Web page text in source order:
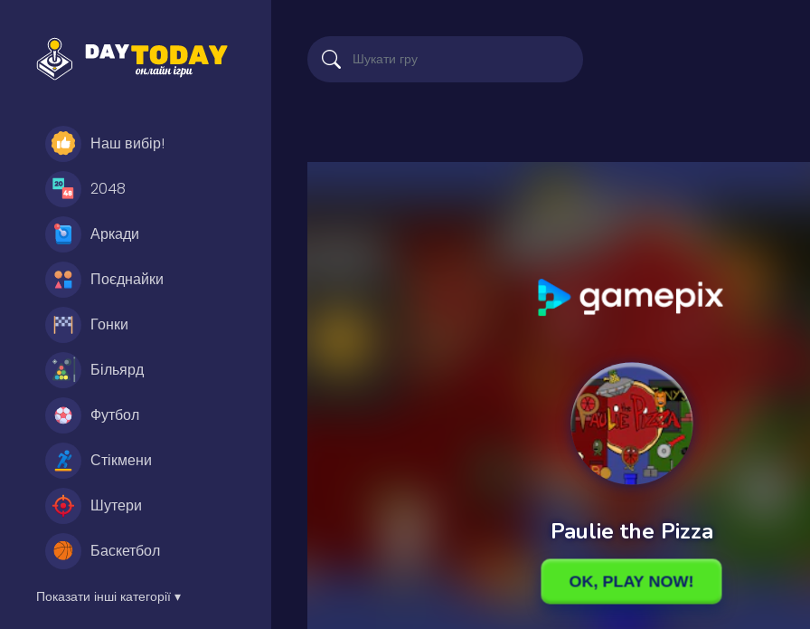
Наш вибір!
2048
Аркади
Поєднайки
Гонки
Більярд
Футбол
Стікмени
Шутери
Баскетбол
Показати інші категорії ▾